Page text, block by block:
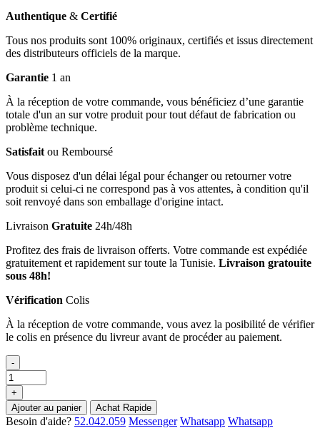
Authentique & Certifié
Tous nos produits sont 100% originaux, certifiés et issus directement
des distributeurs officiels de la marque.
Garantie 1 an
À la réception de votre commande, vous bénéficiez d’une garantie
totale d'un an sur votre produit pour tout défaut de fabrication ou
problème technique.
Satisfait ou Remboursé
Vous disposez d'un délai légal pour échanger ou retourner votre
produit si celui-ci ne correspond pas à vos attentes, à condition qu'il
soit renvoyé dans son emballage d'origine intact.
Livraison Gratuite 24h/48h
Profitez des frais de livraison offerts. Votre commande est expédiée
gratuitement et rapidement sur toute la Tunisie. Livraison gratouite
sous 48h!
Vérification Colis
À la réception de votre commande, vous avez la posibilité de vérifier
le colis en présence du livreur avant de procéder au paiement.
-
+
Ajouter au panier
Achat Rapide
Besoin d'aide? 52.042.059 Messenger Whatsapp Whatsapp